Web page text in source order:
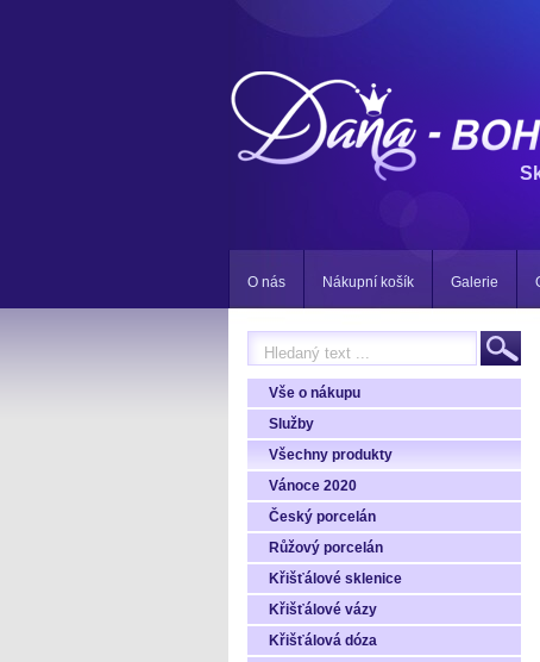
O nás Nákupní košík Galerie
Vše o nákupu
Služby
Všechny produkty
Vánoce 2020
Český porcelán
Růžový porcelán
Křišťálové sklenice
Křišťálové vázy
Křišťálová dóza